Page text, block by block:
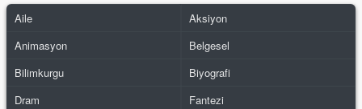
Aile
Aksiyon
Animasyon
Belgesel
Bilimkurgu
Biyografi
Dram
Fantezi